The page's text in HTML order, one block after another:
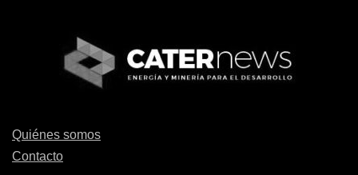
Quiénes somos
Contacto